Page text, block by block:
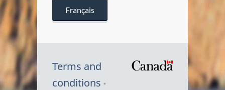
Français
Terms and
conditions
Symbole